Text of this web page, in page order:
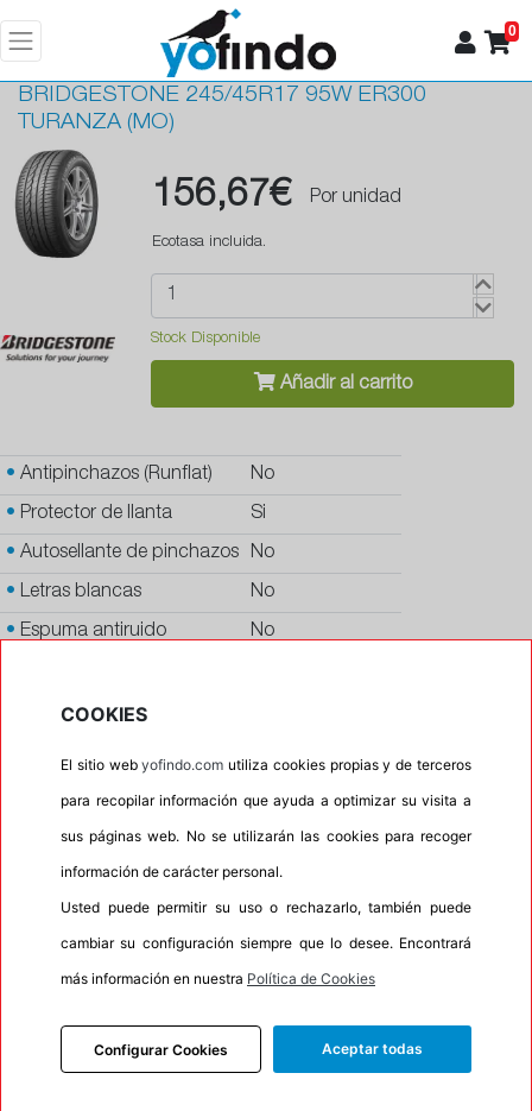
0
BRIDGESTONE 245/45R17 95W ER300
TURANZA (MO)
156,67€ Por unidad
Ecotasa incluida.
Stock Disponible
Añadir al carrito
• Antipinchazos (Runflat) No
• Protector de llanta Si
• Autosellante de pinchazos No
• Letras blancas No
• Espuma antiruido No
Banda blanca
P.O.R. No
Oportunidad No
Homologación MERCEDES
Etiqueta energética Información Eprel
COOKIES
El sitio webyofindo.com utiliza cookies propias y de terceros
para recopilar información que ayuda a optimizar su visita a
sus páginas web. No se utilizarán las cookies para recoger
información de carácter personal.
Usted puede permitir su uso o rechazarlo, también puede
cambiar su configuración siempre que lo desee. Encontrará
más información en nuestra Política de Cookies
Configurar Cookies Aceptar todas